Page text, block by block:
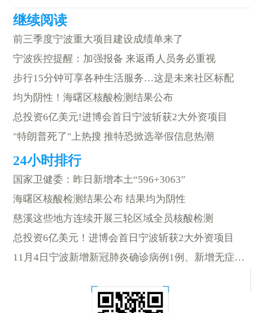
前三季度宁波重大项目建设成绩单来了
宁波疾控提醒：加强报备 来返甬人员务必重视
步行15分钟可享各种生活服务…这是未来社区标配
均为阴性！海曙区核酸检测结果公布
总投资6亿美元!进博会首日宁波斩获2大外资项目
"特朗普死了"上热搜 推特恐掀选举假信息热潮
国家卫健委：昨日新增本土“596+3063”
海曙区核酸检测结果公布 结果均为阴性
慈溪这些地方连续开展三轮区域全员核酸检测
总投资6亿美元！进博会首日宁波斩获2大外资项目
11月4日宁波新增新冠肺炎确诊病例1例、新增无症状感染者1例